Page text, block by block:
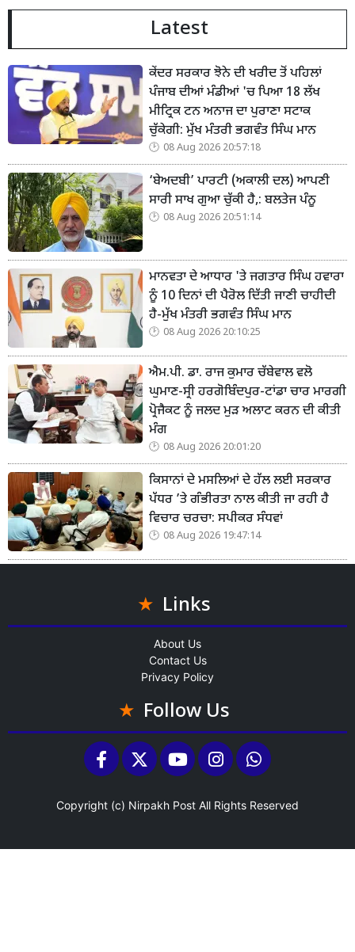
Latest
ਕੇਂਦਰ ਸਰਕਾਰ ਝੋਨੇ ਦੀ ਖਰੀਦ ਤੋਂ ਪਹਿਲਾਂ
ਪੰਜਾਬ ਦੀਆਂ ਮੰਡੀਆਂ 'ਚ ਪਿਆ 18 ਲੱਖ
ਮੀਟ੍ਰਿਕ ਟਨ ਅਨਾਜ ਦਾ ਪੁਰਾਣਾ ਸਟਾਕ
ਚੁੱਕੇਗੀ: ਮੁੱਖ ਮੰਤਰੀ ਭਗਵੰਤ ਸਿੰਘ ਮਾਨ
08 Aug 2026 20:57:18
‘ਬੇਅਦਬੀ’ ਪਾਰਟੀ (ਅਕਾਲੀ ਦਲ) ਆਪਣੀ
ਸਾਰੀ ਸਾਖ ਗੁਆ ਚੁੱਕੀ ਹੈ,: ਬਲਤੇਜ ਪੰਨੂ
08 Aug 2026 20:51:14
ਮਾਨਵਤਾ ਦੇ ਆਧਾਰ 'ਤੇ ਜਗਤਾਰ ਸਿੰਘ ਹਵਾਰਾ
ਨੂੰ 10 ਦਿਨਾਂ ਦੀ ਪੈਰੋਲ ਦਿੱਤੀ ਜਾਣੀ ਚਾਹੀਦੀ
ਹੈ-ਮੁੱਖ ਮੰਤਰੀ ਭਗਵੰਤ ਸਿੰਘ ਮਾਨ
08 Aug 2026 20:10:25
ਐਮ.ਪੀ. ਡਾ. ਰਾਜ ਕੁਮਾਰ ਚੱਬੇਵਾਲ ਵਲੋ
ਘੁਮਾਣ-ਸ੍ਰੀ ਹਰਗੋਬਿੰਦਪੁਰ-ਟਾਂਡਾ ਚਾਰ ਮਾਰਗੀ
ਪ੍ਰੋਜੈਕਟ ਨੂੰ ਜਲਦ ਮੁੜ ਅਲਾਟ ਕਰਨ ਦੀ ਕੀਤੀ
ਮੰਗ
08 Aug 2026 20:01:20
ਕਿਸਾਨਾਂ ਦੇ ਮਸਲਿਆਂ ਦੇ ਹੱਲ ਲਈ ਸਰਕਾਰ
ਪੱਧਰ ’ਤੇ ਗੰਭੀਰਤਾ ਨਾਲ ਕੀਤੀ ਜਾ ਰਹੀ ਹੈ
ਵਿਚਾਰ ਚਰਚਾ: ਸਪੀਕਰ ਸੰਧਵਾਂ
08 Aug 2026 19:47:14
Links
About Us
Contact Us
Privacy Policy
Follow Us
Copyright (c) Nirpakh Post All Rights Reserved